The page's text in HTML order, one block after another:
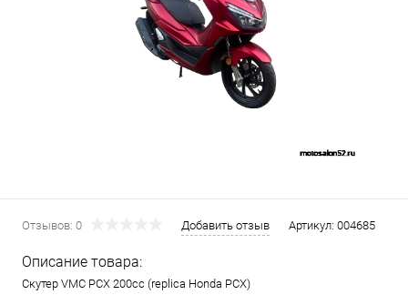
Отзывов: 0 Добавить отзыв Артикул: 004685
Описание товара:
Скутер VMC PCX 200cc (replica Honda PCX)